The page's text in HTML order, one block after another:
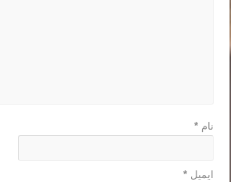
نام*
ایمیل*